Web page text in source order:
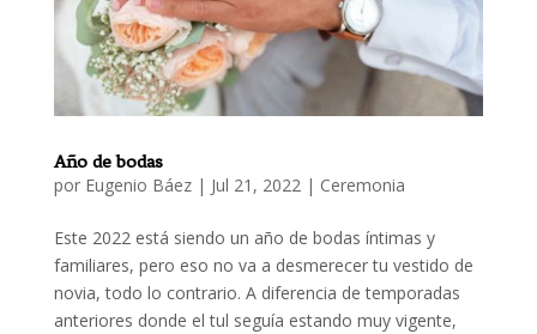
Año de bodas
por Eugenio Báez| Jul 21, 2022 | Ceremonia
Este 2022 está siendo un año de bodas íntimas y
familiares, pero eso no va a desmerecer tu vestido de
novia, todo lo contrario. A diferencia de temporadas
anteriores donde el tul seguía estando muy vigente,